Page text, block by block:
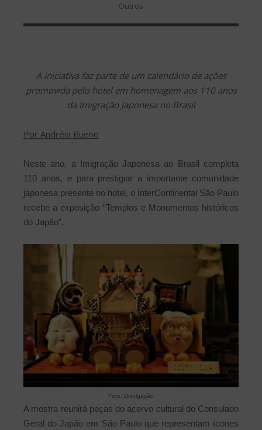
Outros
A iniciativa faz parte de um calendário de ações
promovida pelo hotel em homenagem aos 110 anos
da Imigração Japonesa no Brasil
Por Andréia Bueno
Neste ano, a Imigração Japonesa ao Brasil completa
110 anos, e para prestigiar a importante comunidade
japonesa presente no hotel, o InterContinental São Paulo
recebe a exposição “Templos e Monumentos históricos
do Japão”.
Foto: Divulgação
A mostra reunirá peças do acervo cultural do Consulado
Geral do Japão em São Paulo que representam ícones